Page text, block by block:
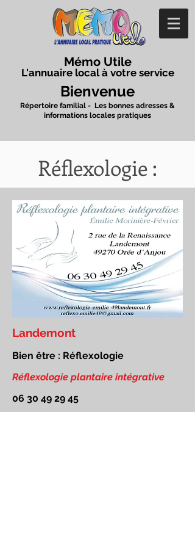
Mémo Utile
L'annuaire local à votre service
Bienvenue
Répertoire familial - Les bonnes adresses &
informations locales pratiques
Réflexologie :
Landemont
Bien être : Réflexologie
Réflexologie plantaire intégrative
06 30 49 29 45